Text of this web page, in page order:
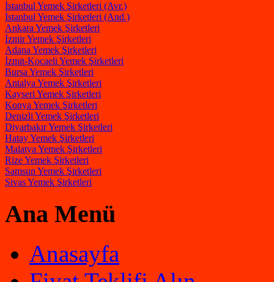
İstanbul Yemek Şirketleri (Avr.)
İstanbul Yemek Şirketleri (And.)
Ankara Yemek Şirketleri
İzmir Yemek Şirketleri
Adana Yemek Şirketleri
İzmit-Kocaeli Yemek Şirketleri
Bursa Yemek Şirketleri
Antalya Yemek Şirketleri
Kayseri Yemek Şirketleri
Konya Yemek Şirketleri
Denizli Yemek Şirketleri
Diyarbakır Yemek Şirketleri
Hatay Yemek Şirketleri
Malatya Yemek Şirketleri
Rize Yemek Şirketleri
Samsun Yemek Şirketleri
Sivas Yemek Şirketleri
Ana Menü
Anasayfa